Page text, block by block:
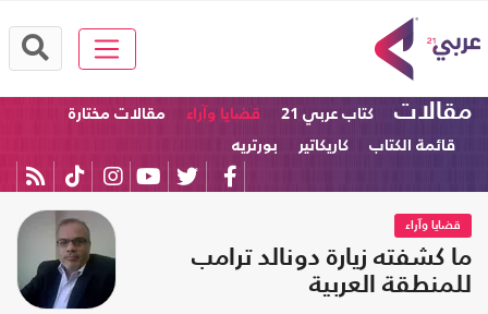
مقالات كتاب عربي 21 قضايا وآراء
مقالات مختارة
قائمة الكتاب
كاريكاتير بورتريه
قضايا وآراء
ما كشفته زيارة دونالد ترامب
للمنطقة العربية